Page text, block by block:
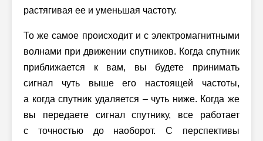
растягивая ее и уменьшая частоту.
То же самое происходит и с электромагнитными
волнами при движении спутников. Когда спутник
приближается к вам, вы будете принимать
сигнал чуть выше его настоящей частоты,
а когда спутник удаляется – чуть ниже. Когда же
вы передаете сигнал спутнику, все работает
с точностью до наоборот. С перспективы